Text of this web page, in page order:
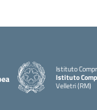
Istituto
Istituto
Velletri (RM)